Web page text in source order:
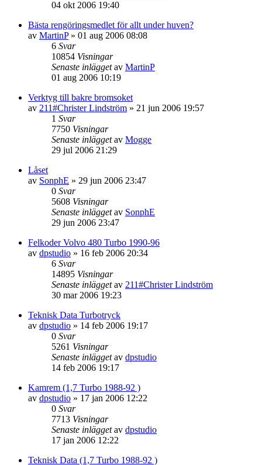
04 okt 2006 19:40
Bästa rengöringsmedlet för allt under huven?
av MartinP» 01 aug 2006 08:08
6 Svar
10854 Visningar
Senaste inläggetav MartinP
01 aug 2006 10:19
Verktyg till bakre bromsoket
av 211#Christer Lindström » 21 jun 2006 19:57
1 Svar
7750 Visningar
Senaste inläggetav Mogge
29 jul 2006 21:29
Låset
av SonphE » 29 jun 2006 23:47
0 Svar
5608 Visningar
Senaste inläggetav SonphE
29 jun 2006 23:47
Felkoder Volvo 480 Turbo 1990-96
av dpstudio » 16 feb 2006 20:34
6 Svar
14895 Visningar
Senaste inläggetav 211#Christer Lindström
30 mar 2006 19:23
Teknisk Data Turbotryck
av dpstudio » 14 feb 2006 19:17
0 Svar
5261 Visningar
Senaste inläggetav dpstudio
14 feb 2006 19:17
Kamrem (1,7 Turbo 1988-92 )
av dpstudio » 17 jan 2006 12:22
0 Svar
7713 Visningar
Senaste inläggetav dpstudio
17 jan 2006 12:22
Teknisk Data (1,7 Turbo 1988-92 )